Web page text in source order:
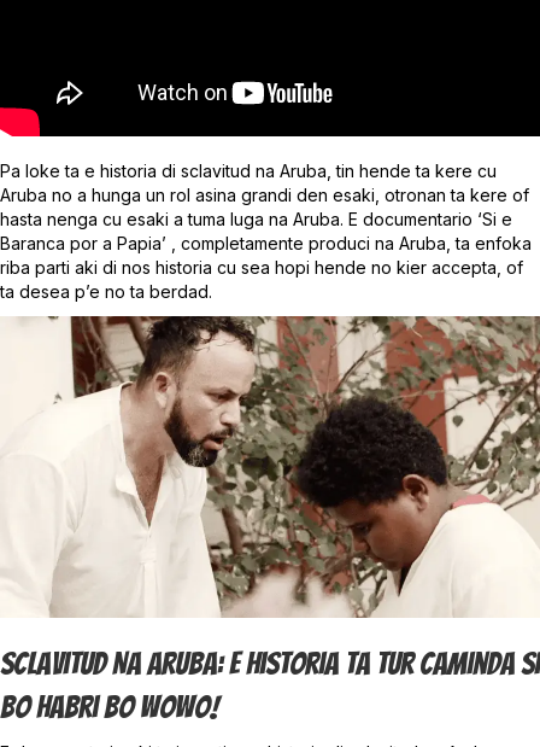
Pa loke ta e historia di sclavitud na Aruba, tin hende ta kere cu
Aruba no a hunga un rol asina grandi den esaki, otronan ta kere of
hasta nenga cu esaki a tuma luga na Aruba. E documentario ‘Si e
Baranca por a Papia’ , completamente produci na Aruba, ta enfoka
riba parti aki di nos historia cu sea hopi hende no kier accepta, of
ta desea p’e no ta berdad.
Sclavitud Na Aruba: E Historia Ta Tur Caminda Si
Bo Habri Bo Wowo!